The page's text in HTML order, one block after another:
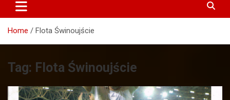
Home Flota Świnoujście
Tag: Flota Świnoujście